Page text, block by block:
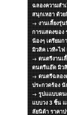
ฉลองความสำ
สนุกเหฮา ด้ว
งานเลี้ยงรุ่
การแสดงของ
น้องๆ เตรียม
มิวสิค เวที+ไ
ดนตรีงานเ
ดนตรีแอ๊ด มิว
ดนตรีฉลอง
ประกวดร้อง
รูปแแบบดน
แบบวง 3 ชิ้น
ลัยนิด้า ราคา